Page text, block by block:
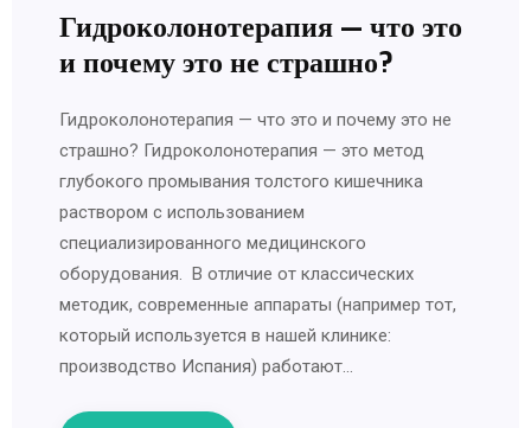
Гидроколонотерапия — что это
и почему это не страшно?
Гидроколонотерапия — что это и почему это не
страшно? Гидроколонотерапия — это метод
глубокого промывания толстого кишечника
раствором с использованием
специализированного медицинского
оборудования. В отличие от классических
методик, современные аппараты (например тот,
который используется в нашей клинике:
производство Испания) работают…